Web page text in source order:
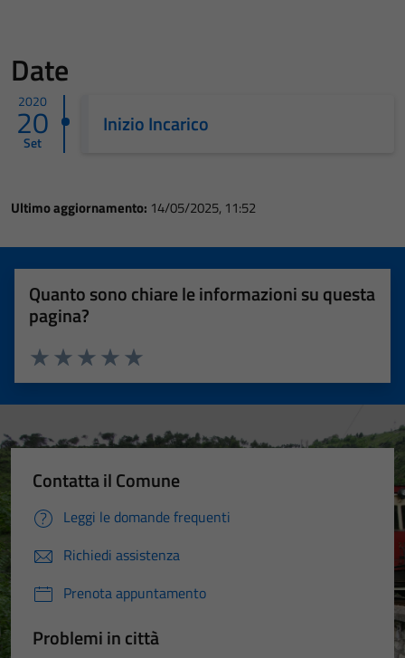
Date
2020
20
Set
Inizio Incarico
Ultimo aggiornamento: 14/05/2025, 11:52
Quanto sono chiare le informazioni su questa
pagina?
Valuta 5 stelle su 5
Valuta 4 stelle su 5
Valuta 3 stelle su 5
Valuta 2 stelle su 5
Valuta 1 stelle su 5
Contatta il Comune
Leggi le domande frequenti
Richiedi assistenza
Prenota appuntamento
Problemi in città